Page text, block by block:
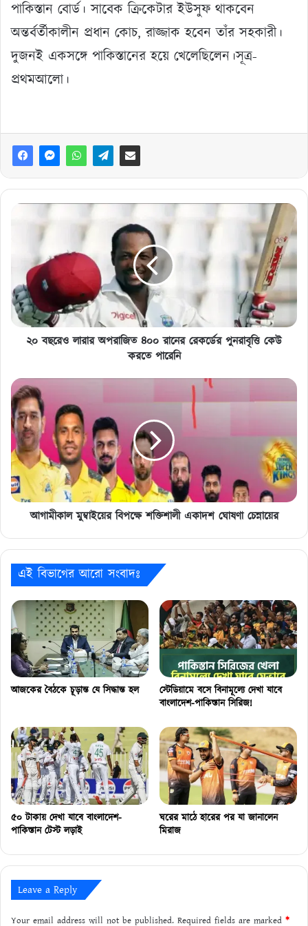
পাকিস্তান বোর্ড। সাবেক ক্রিকেটার ইউসুফ থাকবেন
অন্তর্বর্তীকালীন প্রধান কোচ, রাজ্জাক হবেন তাঁর সহকারী।
দুজনই একসঙ্গে পাকিস্তানের হয়ে খেলেছিলেন।সূত্র-
প্রথমআলো।
রানের
রেকর্ডের
পুনরাবৃত্তি
কেউ
করতে২০ বছরেও লারার অপরাজিত ৪০০ রানের রেকর্ডের পুনরাবৃত্তি কেউ
করতে পারেনি
আগামীকাল
মুম্বাইয়ের
বিপক্ষে
শক্তিশালী
একাদশ
ঘোষণা
চেন্নায়ের
আগামীকাল মুম্বাইয়ের বিপক্ষে শক্তিশালী একাদশ ঘোষণা চেন্নায়ের
এই বিভাগের আরো সংবাদঃ
আজকের বৈঠকে চূড়ান্ত যে সিদ্ধান্ত হল
স্টেডিয়ামে বসে বিনামূল্যে দেখা যাবে
বাংলাদেশ-পাকিস্তান সিরিজ!
৫০ টাকায় দেখা যাবে বাংলাদেশ-
পাকিস্তান টেস্ট লড়াই
ঘরের মাঠে হারের পর যা জানালেন
মিরাজ
Leave a Reply
Your email address will not be published. Required fields are marked *